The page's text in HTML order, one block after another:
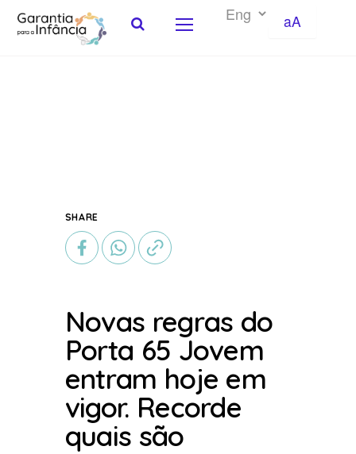
aA
SHARE
Novas regras do
Porta 65 Jovem
entram hoje em
vigor. Recorde
quais são